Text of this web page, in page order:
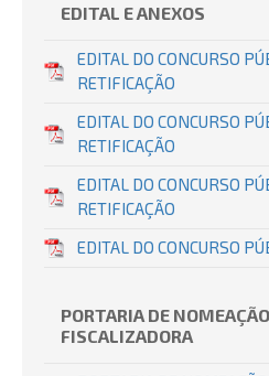
EDITAL E ANEXOS
EDITAL DO CONCURSO
RETIFICAÇÃO
EDITAL DO CONCURSO
RETIFICAÇÃO
EDITAL DO CONCURSO
RETIFICAÇÃO
EDITAL DO CONCURSO
PORTARIA DE
FISCALIZADORA